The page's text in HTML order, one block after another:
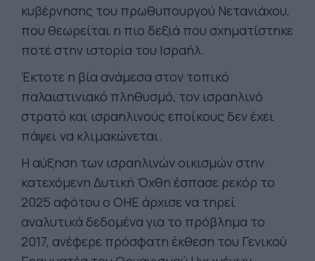
κυβέρνησης του πρωθυπουργού Νετανιάχου,
που θεωρείται η πιο δεξιά που σχηματίστηκε
ποτέ στην ιστορία του Ισραήλ.
Έκτοτε η βία ανάμεσα στον τοπικό
παλαιστινιακό πληθυσμό, τον ισραηλινό
στρατό και ισραηλινούς εποίκους δεν έχει
πάψει να κλιμακώνεται.
Η αύξηση των ισραηλινών οικισμών στην
κατεχόμενη Δυτική Όχθη έσπασε ρεκόρ το
2025 αφότου ο ΟΗΕ άρχισε να τηρεί
αναλυτικά δεδομένα για το πρόβλημα το
2017, ανέφερε πρόσφατη έκθεση του Γενικού